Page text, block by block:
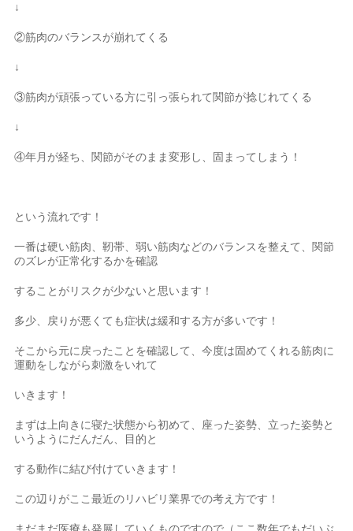
↓
②筋肉のバランスが崩れてくる
↓
③筋肉が頑張っている方に引っ張られて関節が捻じれてくる
↓
④年月が経ち、関節がそのまま変形し、固まってしまう！
という流れです！
一番は硬い筋肉、靭帯、弱い筋肉などのバランスを整えて、関節
のズレが正常化するかを確認
することがリスクが少ないと思います！
多少、戻りが悪くても症状は緩和する方が多いです！
そこから元に戻ったことを確認して、今度は固めてくれる筋肉に
運動をしながら刺激をいれて
いきます！
まずは上向きに寝た状態から初めて、座った姿勢、立った姿勢と
いうようにだんだん、目的と
する動作に結び付けていきます！
この辺りがここ最近のリハビリ業界での考え方です！